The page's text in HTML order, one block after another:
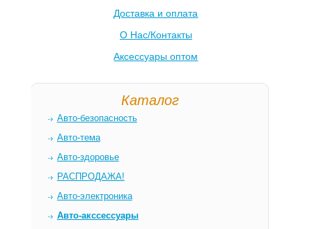
Доставка и оплата
О Нас/Контакты
Аксессуары оптом
Каталог
Авто-безопасность
Авто-тема
Авто-здоровье
РАСПРОДАЖА!
Авто-электроника
Авто-акссессуары